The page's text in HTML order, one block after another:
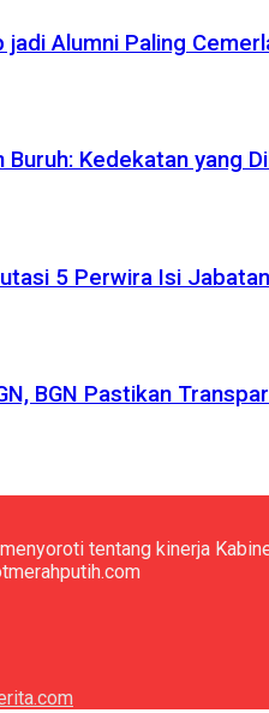
jadi Alumni Paling
Kedekatan yang
5 Perwira Isi
BGN Pastikan
tentang kinerja